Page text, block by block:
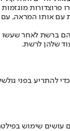
מוגזמות
עם אותו המראה,
ברשת לאחר שעשו
שלהן לרשת.
להתריע בפני
שימוש